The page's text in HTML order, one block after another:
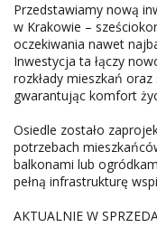
Przedstawiamy nową
w Krakowie –
oczekiwania nawet
Inwestycja ta łączy
rozkłady mieszkań
gwarantując komfort
Osiedle zostało
potrzebach
balkonami lub
pełną infrastrukturę
AKTUALNIE W